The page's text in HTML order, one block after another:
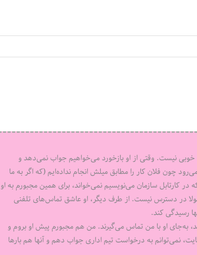
نیست. وقتی از او بازخورد می‌خواهیم جواب ‌نمی‌دهد و
چون فلان کار را مطابق میلش انجام نداده‌ایم (که اگر به ما
کارتابل سازمان می‌نویسیم نمی‌خواند، برای همین مجبورم به او
در دسترس نیست. از طرف دیگر، او عاشق تماس‌های تلفنی
رسیدگی کند.
به‌جای او با من تماس می‌گیرند. من هم مجبورم پیش او بروم و
نمی‌توانم به درخواست تیم اداری جواب دهم و آنها هم بارها